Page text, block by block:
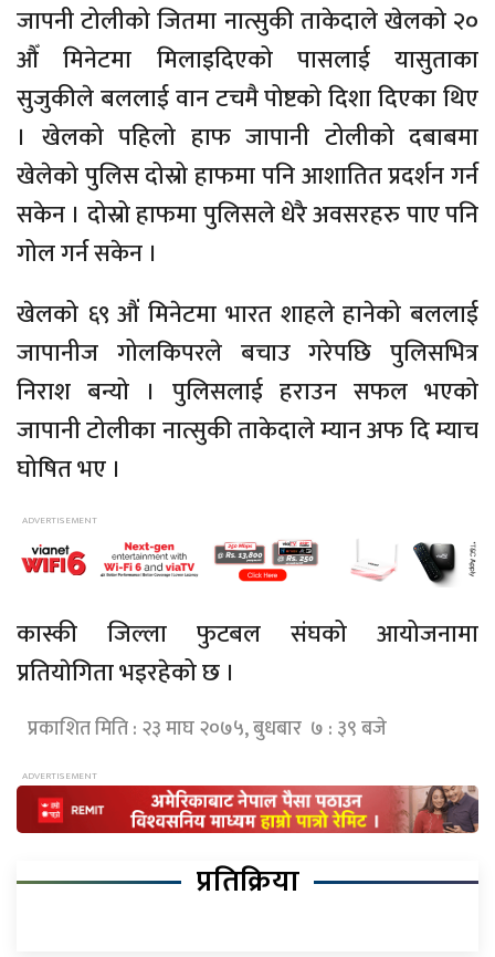
जापनी टोलीको जितमा नात्सुकी ताकेदाले खेलको २०
औँ मिनेटमा मिलाइदिएको पासलाई यासुताका
सुजुकीले बललाई वान टचमै पोष्टको दिशा दिएका थिए
। खेलको पहिलो हाफ जापानी टोलीको दबाबमा
खेलेको पुलिस दोस्रो हाफमा पनि आशातित प्रदर्शन गर्न
सकेन । दोस्रो हाफमा पुलिसले धेरै अवसरहरु पाए पनि
गोल गर्न सकेन ।
खेलको ६९ औंं मिनेटमा भारत शाहले हानेको बललाई
जापानीज गोलकिपरले बचाउ गरेपछि पुलिसभित्र
निराश बन्यो । पुलिसलाई हराउन सफल भएको
जापानी टोलीका नात्सुकी ताकेदाले म्यान अफ दि म्याच
घोषित भए ।
कास्की जिल्ला फुटबल संघको आयोजनामा
प्रतियाेगिता भइरहेको छ ।
प्रकाशित मिति : २३ माघ २०७५, बुधबार ७ : ३९ बजे
प्रतिक्रिया